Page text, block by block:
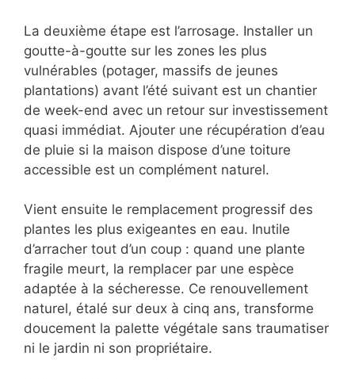
La deuxième étape est l’arrosage. Installer un
goutte-à-goutte sur les zones les plus
vulnérables (potager, massifs de jeunes
plantations) avant l’été suivant est un chantier
de week-end avec un retour sur investissement
quasi immédiat. Ajouter une récupération d’eau
de pluie si la maison dispose d’une toiture
accessible est un complément naturel.
Vient ensuite le remplacement progressif des
plantes les plus exigeantes en eau. Inutile
d’arracher tout d’un coup : quand une plante
fragile meurt, la remplacer par une espèce
adaptée à la sécheresse. Ce renouvellement
naturel, étalé sur deux à cinq ans, transforme
doucement la palette végétale sans traumatiser
ni le jardin ni son propriétaire.